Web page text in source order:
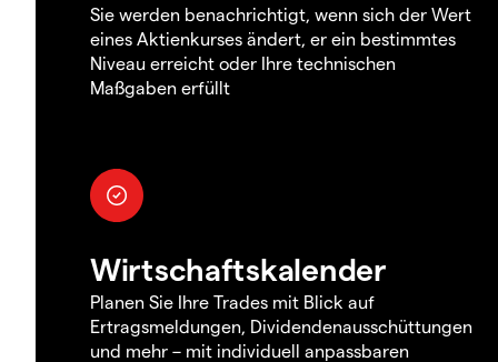
Sie werden benachrichtigt, wenn sich der Wert
eines Aktienkurses ändert, er ein bestimmtes
Niveau erreicht oder Ihre technischen
Maßgaben erfüllt
Wirtschaftskalender
Planen Sie Ihre Trades mit Blick auf
Ertragsmeldungen, Dividendenausschüttungen
und mehr – mit individuell anpassbaren